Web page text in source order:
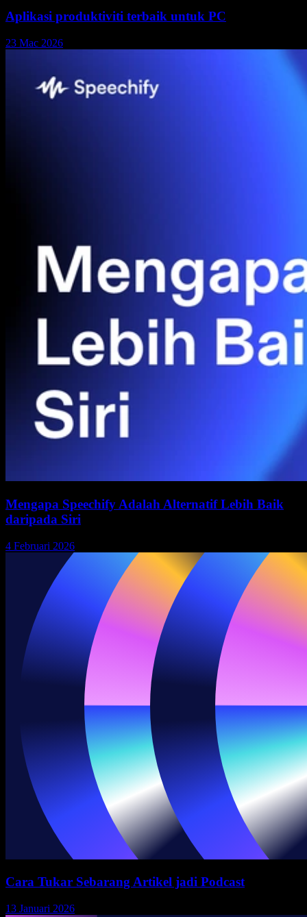
Aplikasi produktiviti terbaik untuk PC
23 Mac 2026
Mengapa Speechify Adalah Alternatif Lebih Baik
daripada Siri
4 Februari 2026
Cara Tukar Sebarang Artikel jadi Podcast
13 Januari 2026